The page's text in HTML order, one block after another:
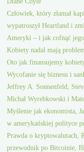
Człowiek, który złamał
wypatroszył Heartland i
Ameryki – i jak cofnąć
Kobiety nadal mają
Oto jak finansujemy
Wycofanie się biznesu i
Jeffrey A. Sonnenfeld,
Michał Wyrebkowski i
Myślenie jak ekonomista,
w amerykańskiej polityce
Prawda o kryptowalutach,
przewodnik po Bitcoinie,